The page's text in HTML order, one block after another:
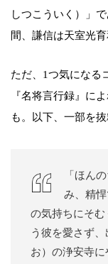
しつこういく）」
間、謙信は天室光
ただ、1つ気になる
『名将言行録』に
も。以下、一部を抜
「ほん
み、精
の気持ちにそ
う彼を愛さず
お）の浄安寺